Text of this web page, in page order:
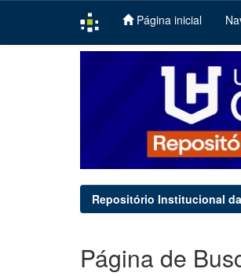
Página inicial
Repositório Institucional
Página de